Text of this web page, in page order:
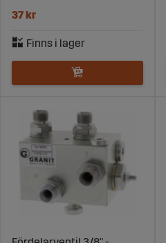
37 kr